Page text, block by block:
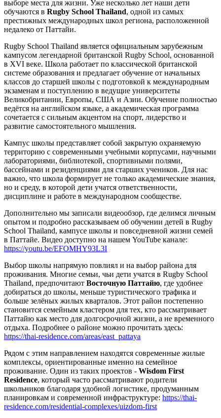
выборе места для жизни. Уже несколько лет наши дети
обучаются в Rugby School Thailand, одной из самых
престижных международных школ региона, расположенной
недалеко от Паттайи.
Rugby School Thailand является официальным зарубежным
кампусом легендарной британской Rugby School, основанной
в XVI веке. Школа работает по классической британской
системе образования и предлагает обучение от начальных
классов до старшей школы с подготовкой к международным
экзаменам и поступлению в ведущие университеты
Великобритании, Европы, США и Азии. Обучение полностью
ведётся на английском языке, а академическая программа
сочетается с сильным акцентом на спорт, лидерство и
развитие самостоятельного мышления.
Кампус школы представляет собой закрытую охраняемую
территорию с современными учебными корпусами, научными
лабораториями, библиотекой, спортивными полями,
бассейнами и резиденциями для старших учеников. Для нас
важно, что школа формирует не только академические знания,
но и среду, в которой дети учатся ответственности,
дисциплине и работе в международном сообществе.
Дополнительно мы записали видеообзор, где делимся личным
опытом и подробно рассказываем об обучении детей в Rugby
School Thailand, кампусе школы и повседневной жизни семей
в Паттайе. Видео доступно на нашем YouTube канале:
https://youtu.be/EFOMHY93L3I
Выбор школы напрямую повлиял и на выбор района для
проживания. Многие семьи, чьи дети учатся в Rugby School
Thailand, предпочитают Восточную Паттайю, где удобнее
добираться до школы, меньше туристического трафика и
больше зелёных жилых кварталов. Этот район постепенно
становится семейным кластером для тех, кто рассматривает
Паттайю как место для долгосрочной жизни, а не временного
отдыха. Подробнее о районе можно прочитать здесь:
https://thai-residence.com/areas/east_pattaya
Рядом с этим направлением находятся современные жилые
комплексы, ориентированные именно на семейное
проживание. Один из таких проектов - Wisdom First
Residence, который часто рассматривают родители
школьников благодаря удобной логистике, продуманным
планировкам и современной инфраструктуре: https://thai-
residence.com/residential-complexes/uizdom-first